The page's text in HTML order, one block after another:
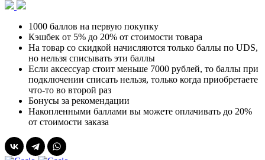
1000 баллов на первую покупку
Кэшбек от 5% до 20% от стоимости товара
На товар со скидкой начисляются только баллы по UDS,
но нельзя списывать эти баллы
Если аксессуар стоит меньше 7000 рублей, то баллы при
подключении списать нельзя, только когда приобретаете
что-то во второй раз
Бонусы за рекомендации
Накопленными баллами вы можете оплачивать до 20%
от стоимости заказа